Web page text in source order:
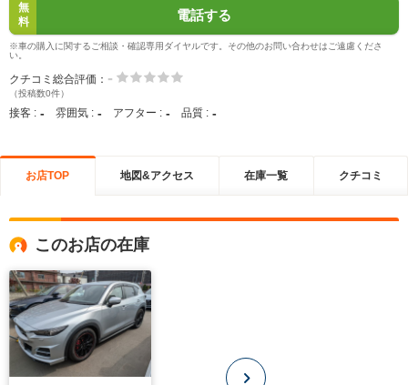
無
料
電話する
※車の購入に関するご相談・確認専用ダイヤルです。その他のお問い合わせはご遠慮くださ
い。
クチコミ総合評価： -
（投稿数0件）
接客 : - 雰囲気 : - アフター : - 品質 : -
お店TOP 地図&アクセス 在庫一覧 クチコミ
このお店の在庫